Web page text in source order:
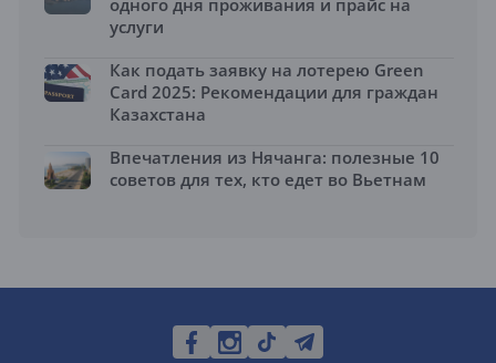
одного дня проживания и прайс на
услуги
Как подать заявку на лотерею Green
Card 2025: Рекомендации для граждан
Казахстана
Впечатления из Нячанга: полезные 10
советов для тех, кто едет во Вьетнам